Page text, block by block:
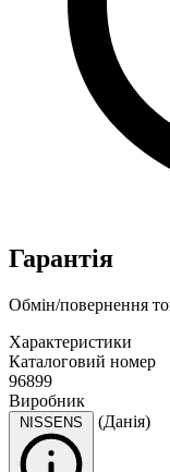
Гарантія
Обмін/повернення
Характеристики
Каталоговий номер
96899
Виробник
(Данія)